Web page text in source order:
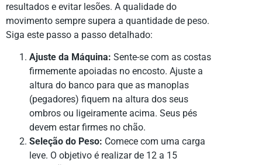
resultados e evitar lesões. A qualidade do
movimento sempre supera a quantidade de peso.
Siga este passo a passo detalhado:
Ajuste da Máquina: Sente-se com as costas
firmemente apoiadas no encosto. Ajuste a
altura do banco para que as manoplas
(pegadores) fiquem na altura dos seus
ombros ou ligeiramente acima. Seus pés
devem estar firmes no chão.
Seleção do Peso: Comece com uma carga
leve. O objetivo é realizar de 12 a 15